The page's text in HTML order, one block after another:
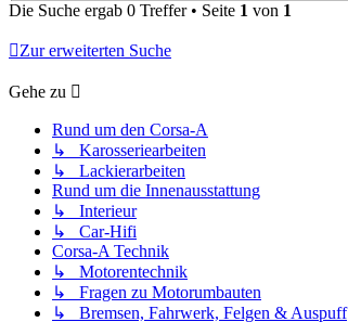
Die Suche ergab 0 Treffer • Seite 1 von 1
Zur erweiterten Suche
Gehe zu
Rund um den Corsa-A
↳ Karosseriearbeiten
↳ Lackierarbeiten
Rund um die Innenausstattung
↳ Interieur
↳ Car-Hifi
Corsa-A Technik
↳ Motorentechnik
↳ Fragen zu Motorumbauten
↳ Bremsen, Fahrwerk, Felgen & Auspuff